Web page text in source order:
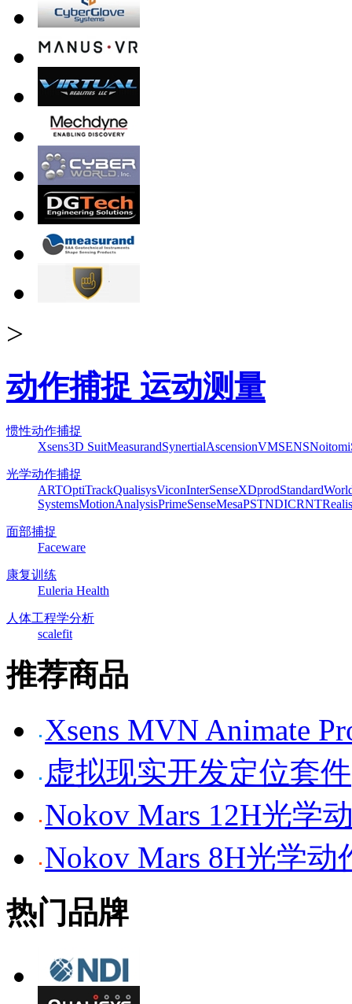
>
动作捕捉 运动测量
惯性动作捕捉
Xsens3D SuitMeasurandSynertialAscensionVMSENSNoitom
光学动作捕捉
ARTOptiTrackQualisysViconInterSenseXDprodStandard
SystemsMotionAnalysisPrimeSenseMesaPSTNDICRNTRealis
面部捕捉
Faceware
康复训练
Euleria Health
人体工程学分析
scalefit
推荐商品
Xsens MVN Animate
虚拟现实开发定位套件
Nokov Mars 12H光学
Nokov Mars 8H光学动
热门品牌